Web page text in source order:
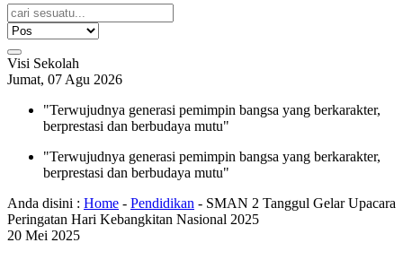
Visi Sekolah
Jumat, 07 Agu 2026
"Terwujudnya generasi pemimpin bangsa yang berkarakter,
berprestasi dan berbudaya mutu"
"Terwujudnya generasi pemimpin bangsa yang berkarakter,
berprestasi dan berbudaya mutu"
Anda disini : Home - Pendidikan - SMAN 2 Tanggul Gelar Upacara
Peringatan Hari Kebangkitan Nasional 2025
20 Mei 2025